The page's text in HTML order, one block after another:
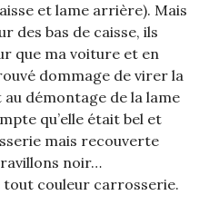
et lame arrière). Mais
des bas de caisse, ils
que ma voiture et en
dommage de virer la
démontage de la lame
qu’elle était bel et
mais recouverte
noir…
tout couleur carrosserie.